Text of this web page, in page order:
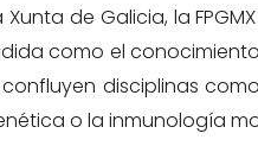
de Galicia, la
como el
disciplinas
o la inmunología